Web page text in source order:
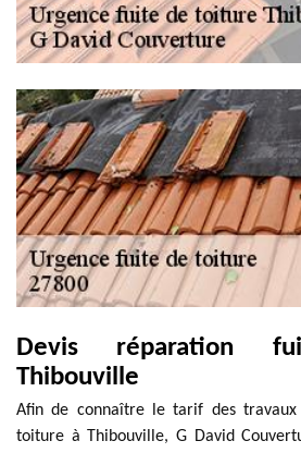
Devis réparation
Thibouville
Afin de connaître le tarif des
toiture à Thibouville, G David